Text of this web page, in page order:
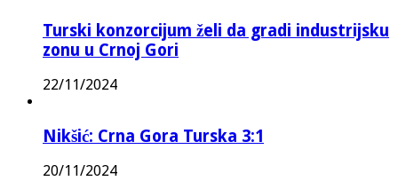
Turski konzorcijum želi da gradi industrijsku
zonu u Crnoj Gori
22/11/2024
Nikšić: Crna Gora Turska 3:1
20/11/2024